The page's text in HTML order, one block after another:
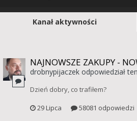
Kanał aktywności
NAJNOWSZE ZAKUPY -
drobnypijaczekodpowiedział
Dzień dobry, co trafiłem?
29 Lipca
58081 odpowiedzi